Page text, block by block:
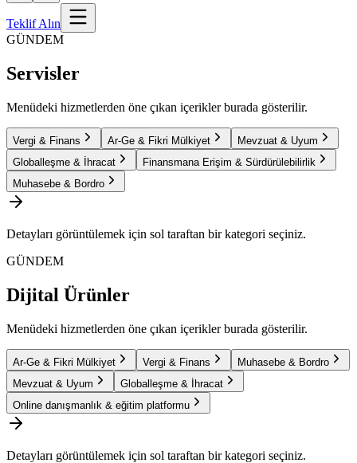
Teklif Alın
GÜNDEM
Servisler
Menüdeki hizmetlerden öne çıkan içerikler burada gösterilir.
Vergi & Finans Ar-Ge & Fikri Mülkiyet
Mevzuat & Uyum
Globalleşme & İhracat
Finansmana Erişim & Sürdürülebilirlik
Muhasebe & Bordro
Detayları görüntülemek için sol taraftan bir kategori seçiniz.
GÜNDEM
Dijital Ürünler
Menüdeki hizmetlerden öne çıkan içerikler burada gösterilir.
Ar-Ge & Fikri Mülkiyet Vergi & Finans
Muhasebe & Bordro
Mevzuat & Uyum
Globalleşme & İhracat
Online danışmanlık & eğitim platformu
Detayları görüntülemek için sol taraftan bir kategori seçiniz.